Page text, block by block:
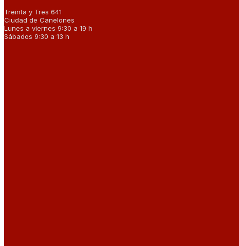
Treinta y Tres 641
Ciudad de Canelones
Lunes a viernes 9:30 a 19 h
Sábados 9:30 a 13 h